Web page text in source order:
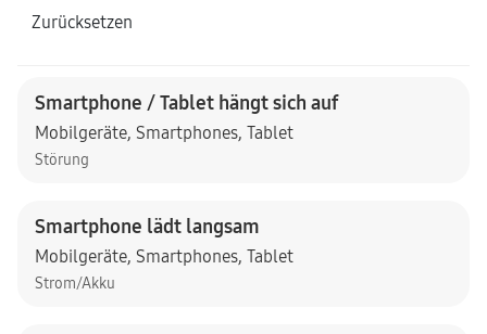
Zurücksetzen
Smartphone / Tablet hängt sich auf
Mobilgeräte, Smartphones, Tablet
Störung
Smartphone lädt langsam
Mobilgeräte, Smartphones, Tablet
Strom/Akku